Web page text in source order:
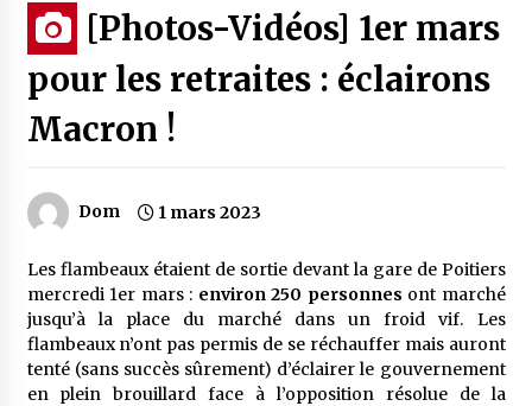
[Photos-Vidéos] 1er mars
pour les retraites : éclairons
Macron !
Dom 1 mars 2023
Les flambeaux étaient de sortie devant la gare de Poitiers
mercredi 1er mars : environ 250 personnes ont marché
jusqu’à la place du marché dans un froid vif. Les
flambeaux n’ont pas permis de se réchauffer mais auront
tenté (sans succès sûrement) d’éclairer le gouvernement
en plein brouillard face à l’opposition résolue de la